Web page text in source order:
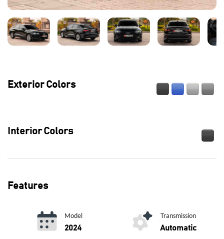
Exterior Colors
Interior Colors
Features
2024
Model
Automatic
Transmission